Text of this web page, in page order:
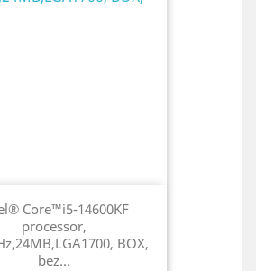
Core™i5-14600KF
processor,
BOX,
bez...